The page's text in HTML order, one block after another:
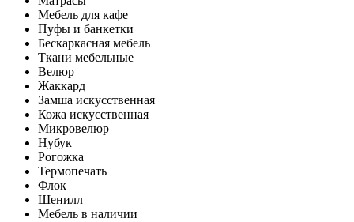
Мебель для кафе
Пуфы и банкетки
Бескаркасная мебель
Ткани мебельные
Велюр
Жаккард
Замша искусственная
Кожа искусственная
Микровелюр
Нубук
Рогожка
Термопечать
Флок
Шенилл
Мебель в наличии